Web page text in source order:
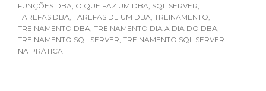
FUNÇÕES DBA, O QUE FAZ UM DBA, SQL SERVER,
TAREFAS DBA, TAREFAS DE UM DBA, TREINAMENTO,
TREINAMENTO DBA, TREINAMENTO DIA A DIA DO DBA,
TREINAMENTO SQL SERVER, TREINAMENTO SQL SERVER
NA PRÁTICA